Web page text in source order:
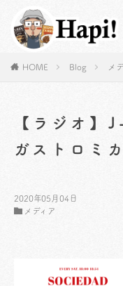
HOME Blog メ
【ラジオ】
ガストロミ
2020年05月04日
メディア